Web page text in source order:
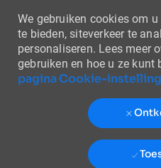
We gebruiken cookies om
te bieden, siteverkeer te
personaliseren. Lees meer
gebruiken en hoe u ze kunt
pagina Cookie-